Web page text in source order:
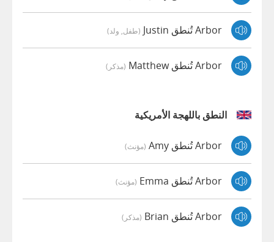
Arbor تُنطق Justin (طفل, ولد)
Arbor تُنطق Matthew (مذكر)
النطق باللهجة الأمريكية
Arbor تُنطق Amy (مؤنث)
Arbor تُنطق Emma (مؤنث)
Arbor تُنطق Brian (مذكر)